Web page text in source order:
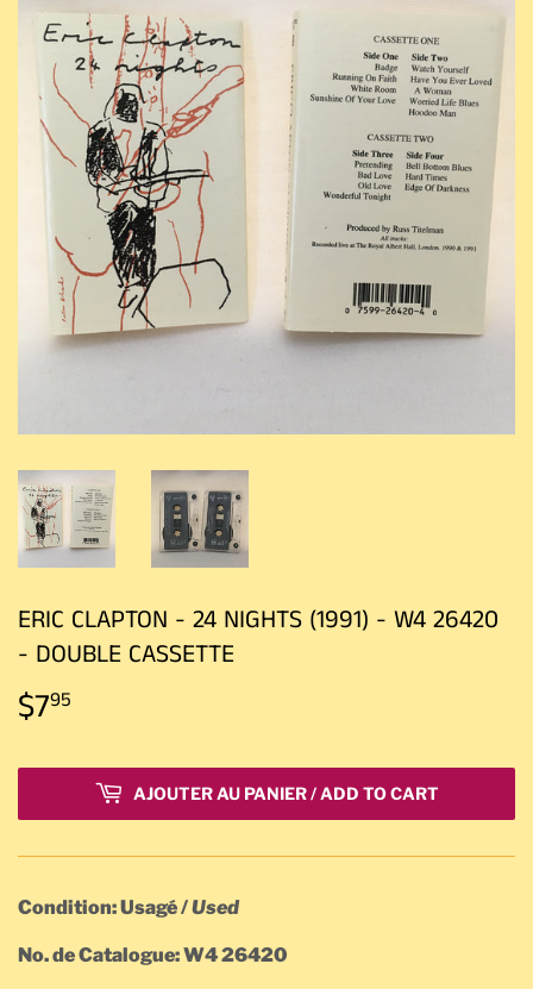
ERIC CLAPTON - 24 NIGHTS (1991) - W4 26420
- DOUBLE CASSETTE
$795
AJOUTER AU PANIER / ADD TO CART
Condition: Usagé /Used
No. de Catalogue: W4 26420